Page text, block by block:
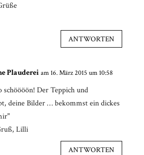
ANTWORTEN
Plauderei am 16. März 2015 um 10:58
schöööön! Der Teppich und
deine Bilder … bekommst ein dickes
Lilli
ANTWORTEN